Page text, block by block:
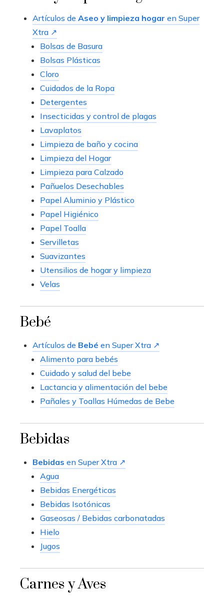
Artículos de Aseo y limpieza hogar en Super
Xtra ↗
Bolsas de Basura
Bolsas Plásticas
Cloro
Cuidados de la Ropa
Detergentes
Insecticidas y control de plagas
Lavaplatos
Limpieza de baño y cocina
Limpieza del Hogar
Limpieza para Calzado
Pañuelos Desechables
Papel Aluminio y Plástico
Papel Higiénico
Papel Toalla
Servilletas
Suavizantes
Utensilios de hogar y limpieza
Velas
Bebé
Artículos de Bebé en Super Xtra ↗
Alimento para bebés
Cuidado y salud del bebe
Lactancia y alimentación del bebe
Pañales y Toallas Húmedas de Bebe
Bebidas
Bebidas en Super Xtra ↗
Agua
Bebidas Energéticas
Bebidas Isotónicas
Gaseosas / Bebidas carbonatadas
Hielo
Jugos
Carnes y Aves